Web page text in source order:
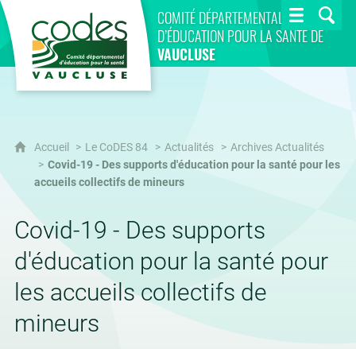
COMITÉ DÉPARTEMENTAL
D’ÉDUCATION POUR LA SANTÉ DE
VAUCLUSE
CoDES 84
Accueil Le CoDES 84 Actualités
Archives Actualités
Covid-19 - Des supports d'éducation pour la santé pour les
accueils collectifs de mineurs
Covid-19 - Des supports
d'éducation pour la santé pour
les accueils collectifs de
mineurs